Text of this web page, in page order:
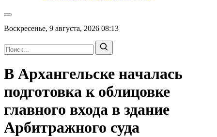
Воскресенье, 9 августа, 2026 08:13
В Архангельске началась
подготовка к облицовке
главного входа в здание
Арбитражного суда